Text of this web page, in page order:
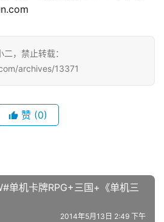
，禁止转载：
archives/13371
赞 (0)
单机卡牌RPG+三国+《单机三
2014年5月13日 2:49 下午